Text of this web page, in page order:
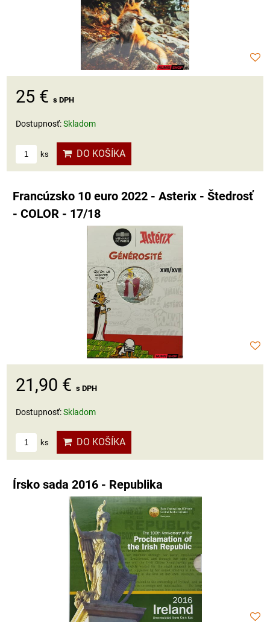
25 € s DPH
Dostupnosť:Skladom
ks DO KOŠÍKA
Francúzsko 10 euro 2022 - Asterix - Štedrosť
- COLOR - 17/18
21,90 € s DPH
Dostupnosť:Skladom
ks DO KOŠÍKA
Írsko sada 2016 - Republika